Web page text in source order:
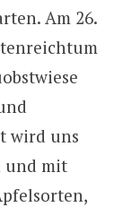
Am 26.
wird uns
und mit